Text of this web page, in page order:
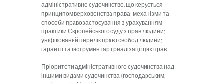
адміністративне судочинство, що керується
принципом верховенства права; механізми та
способи правозастосування з урахуванням
практики Європейського суду з прав людини;
уніфікований перелік прав і свобод людини;
гарантії та інструментарії реалізації цих прав.
Пріоритети адміністративного судочинства над
іншими видами судочинства (господарським,